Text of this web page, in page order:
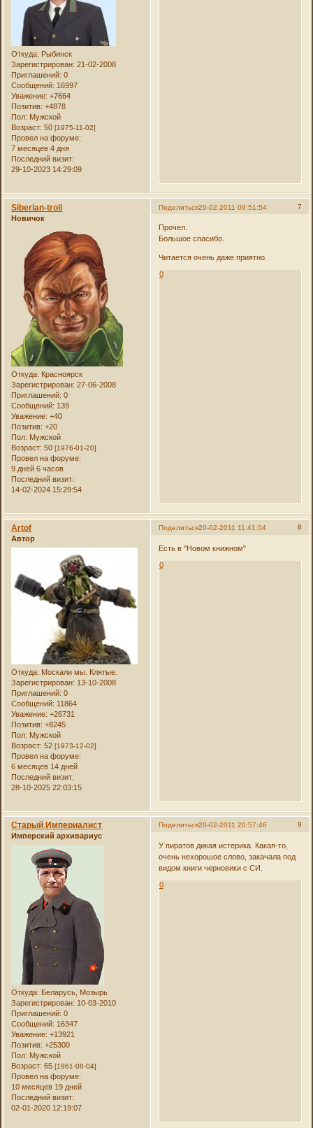
Откуда: Рыбинск
Зарегистрирован: 21-02-2008
Приглашений: 0
Сообщений: 16997
Уважение: +7664
Позитив: +4878
Пол: Мужской
Возраст: 50[1975-11-02]
Провел на форуме:
7 месяцев 4 дня
Последний визит:
29-10-2023 14:29:09
Поделиться 7
20-02-2011 09:51:54
Siberian-troll
Новичок
Откуда: Красноярск
Зарегистрирован: 27-06-2008
Приглашений: 0
Сообщений: 139
Уважение: +40
Позитив: +20
Пол: Мужской
Возраст: 50[1976-01-20]
Провел на форуме:
9 дней 6 часов
Последний визит:
14-02-2024 15:29:54
Прочел.
Большое спасибо.
Читается очень даже приятно.
0
Поделиться 8
20-02-2011 11:41:04
Artof
Автор
Откуда: Москали мы. Клятые.
Зарегистрирован: 13-10-2008
Приглашений: 0
Сообщений: 11864
Уважение: +26731
Позитив: +8245
Пол: Мужской
Возраст: 52[1973-12-02]
Провел на форуме:
6 месяцев 14 дней
Последний визит:
28-10-2025 22:03:15
Есть в "Новом книжном"
0
Поделиться 9
20-02-2011 20:57:46
Старый Империалист
Имперский архивариус
Откуда: Беларусь, Мозырь
Зарегистрирован: 10-03-2010
Приглашений: 0
Сообщений: 16347
Уважение: +13921
Позитив: +25300
Пол: Мужской
Возраст: 65[1961-08-04]
Провел на форуме:
10 месяцев 19 дней
Последний визит:
02-01-2020 12:19:07
У пиратов дикая истерика. Какая-то,
очень нехорошое слово, закачала под
видом книги черновики с СИ.
0